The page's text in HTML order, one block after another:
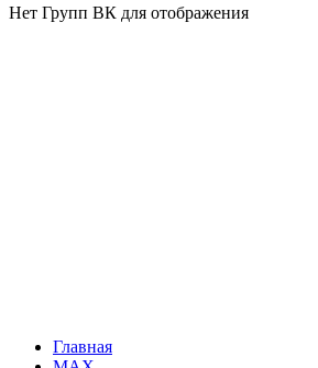
Нет Групп ВК для отображения
Главная